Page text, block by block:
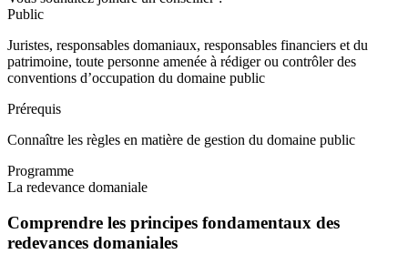
Public
Juristes, responsables domaniaux, responsables financiers et du
patrimoine, toute personne amenée à rédiger ou contrôler des
conventions d’occupation du domaine public
Prérequis
Connaître les règles en matière de gestion du domaine public
Programme
La redevance domaniale
Comprendre les principes fondamentaux des
redevances domaniales